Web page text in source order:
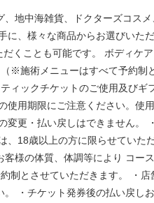
地中海雑貨、ドクターズコス
、様々な商品からお選びいた
くことも可能です。 ボディケ
※施術メニューはすべて予約制
ィックチケットのご使用及びギ
用期限にご注意ください。使
更・払い戻しはできません。
18歳以上の方に限らせていた
様の体質、体調等により コー
制とさせていただきます。 ・
・チケット発券後の払い戻し